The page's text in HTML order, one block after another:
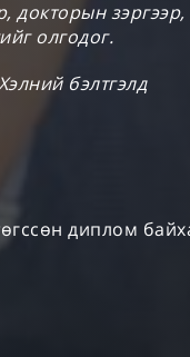
докторын зэргээр,
олгодог.
бэлтгэлд
диплом